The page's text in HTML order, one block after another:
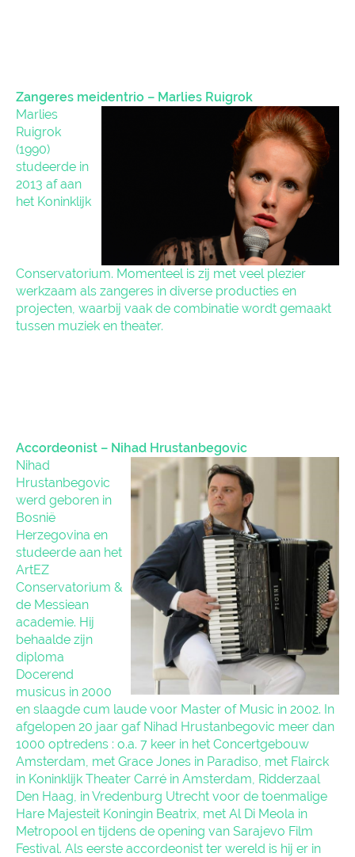
Zangeres meidentrio – Marlies Ruigrok
Marlies
Ruigrok
(1990)
studeerde in
2013 af aan
het Koninklijk
Conservatorium. Momenteel is zij met veel plezier
werkzaam als zangeres in diverse producties en
projecten, waarbij vaak de combinatie wordt gemaakt
tussen muziek en theater.
Accordeonist – Nihad Hrustanbegovic
Nihad
Hrustanbegovic
werd geboren in
Bosnië
Herzegovina en
studeerde aan het
ArtEZ
Conservatorium &
de Messiean
academie. Hij
behaalde zijn
diploma
Docerend
musicus in 2000
en slaagde cum laude voor Master of Music in 2002. In
afgelopen 20 jaar gaf Nihad Hrustanbegovic meer dan
1000 optredens : o.a. 7 keer in het Concertgebouw
Amsterdam, met Grace Jones in Paradiso, met Flairck
in Koninklijk Theater Carré in Amsterdam, Ridderzaal
Den Haag, in Vredenburg Utrecht voor de toenmalige
Hare Majesteit Koningin Beatrix, met Al Di Meola in
Metropool en tijdens de opening van Sarajevo Film
Festival. Als eerste accordeonist ter wereld is hij er in